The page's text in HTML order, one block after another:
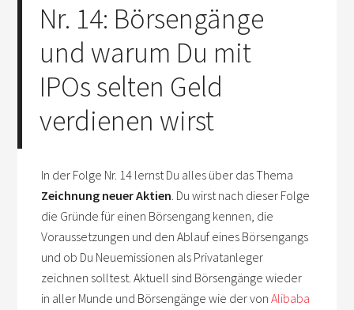
Nr. 14: Börsengänge
und warum Du mit
IPOs selten Geld
verdienen wirst
In der Folge Nr. 14 lernst Du alles über das Thema
Zeichnung neuer Aktien. Du wirst nach dieser Folge
die Gründe für einen Börsengang kennen, die
Voraussetzungen und den Ablauf eines Börsengangs
und ob Du Neuemissionen als Privatanleger
zeichnen solltest. Aktuell sind Börsengänge wieder
in aller Munde und Börsengänge wie der vonAlibaba